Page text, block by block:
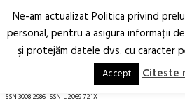
Arhitectură.
Oraș.
ISSN 3008-2986 ISSN-L 2069-721X
Ne-am actualizat Politica privind
personal, pentru a asigura informaţii
şi protejăm datele dvs. cu caracter
Accept Citeste